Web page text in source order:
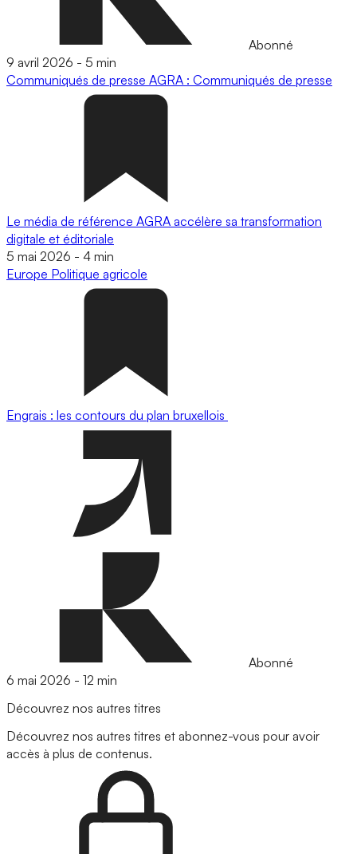
Abonné
9 avril 2026 - 5 min
Communiqués de presse AGRA : Communiqués de presse
Le média de référence AGRA accélère sa transformation
digitale et éditoriale
5 mai 2026 - 4 min
Europe Politique agricole
Engrais : les contours du plan bruxellois
Abonné
6 mai 2026 - 12 min
Découvrez nos autres titres
Découvrez nos autres titres et abonnez-vous pour avoir
accès à plus de contenus.